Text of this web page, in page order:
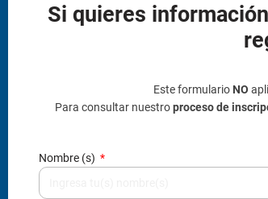
Si quieres
Este formulario NO
Para consultar nuestroproceso de
Nombre (s)